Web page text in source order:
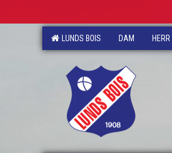
LUNDS BOIS DAM HERR